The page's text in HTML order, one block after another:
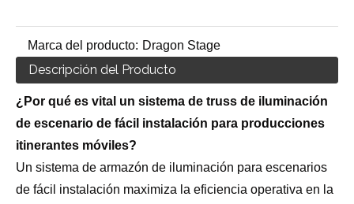
Marca del producto: Dragon Stage
Descripción del Producto
¿Por qué es vital un sistema de truss de iluminación
de escenario de fácil instalación para producciones
itinerantes móviles?
Un sistema de armazón de iluminación para escenarios
de fácil instalación maximiza la eficiencia operativa en la